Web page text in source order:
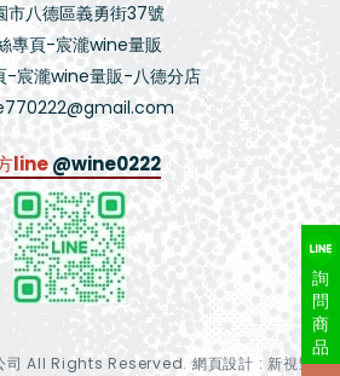
市八德區義勇街37號
專頁-宸瀧wine量販
-宸瀧wine量販-八德分店
line@wine0222
All Rights Reserved. 網頁設計 : 新視野
詢
問
商
品